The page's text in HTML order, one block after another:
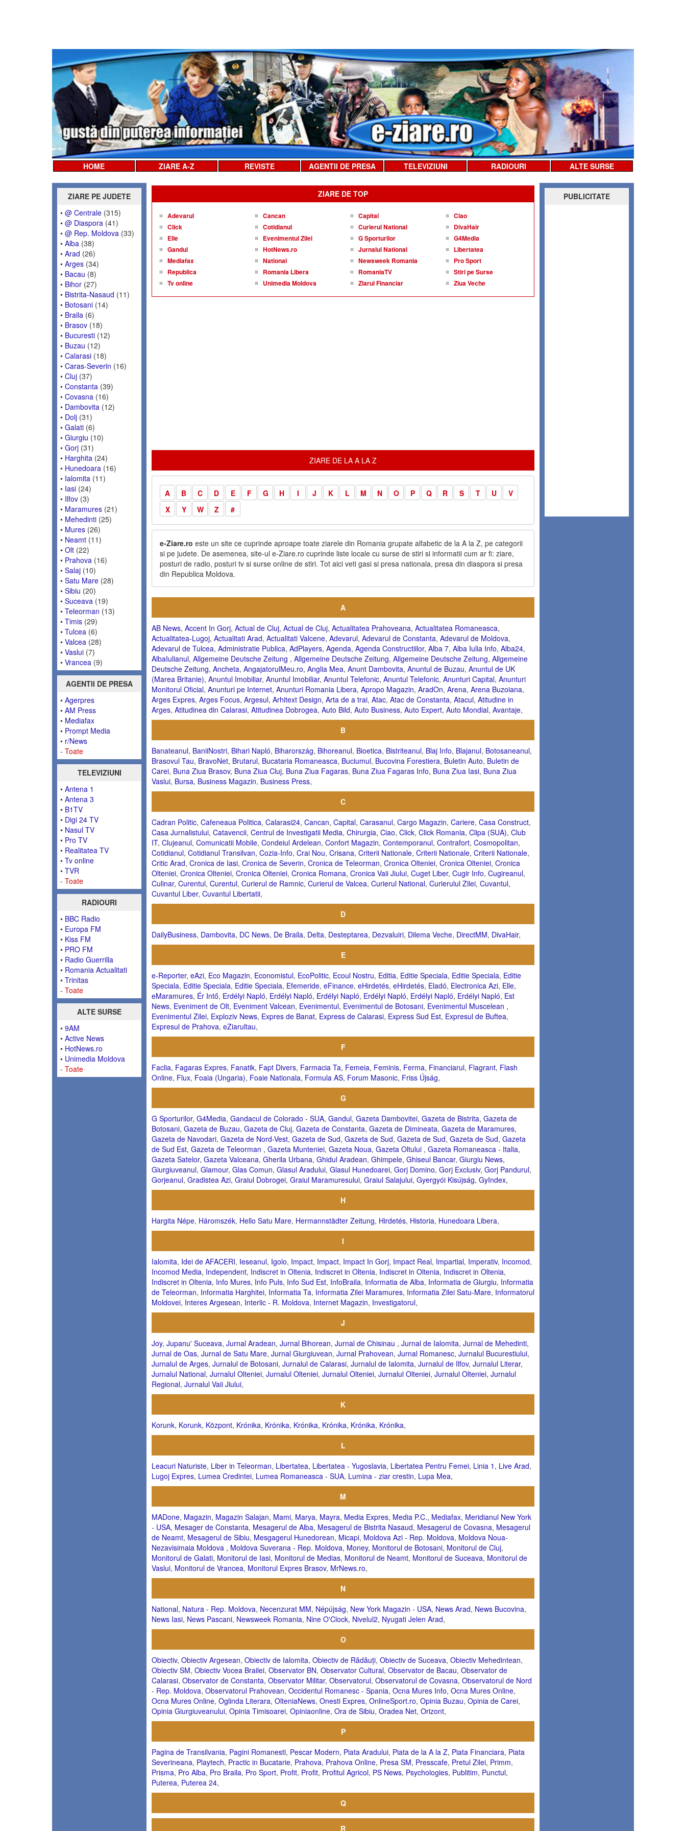
HOME ZIARE A-Z REVISTE AGENTII DE PRESA TELEVIZIUNI RADIOURI ALTE SURSE
ZIARE PE JUDETE
• @ Centrale (315)
• @ Diaspora (41)
• @ Rep. Moldova (33)
• Alba (38)
• Arad (26)
• Arges (34)
• Bacau (8)
• Bihor (27)
• Bistrita-Nasaud (11)
• Botosani (14)
• Braila (6)
• Brasov (18)
• Bucuresti (12)
• Buzau (12)
• Calarasi (18)
• Caras-Severin (16)
• Cluj (37)
• Constanta (39)
• Covasna (16)
• Dambovita (12)
• Dolj (31)
• Galati (6)
• Giurgiu (10)
• Gorj (31)
• Harghita (24)
• Hunedoara (16)
• Ialomita (11)
• Iasi (24)
• Ilfov (3)
• Maramures (21)
• Mehedinti (25)
• Mures (26)
• Neamt (11)
• Olt (22)
• Prahova (16)
• Salaj (10)
• Satu Mare (28)
• Sibiu (20)
• Suceava (19)
• Teleorman (13)
• Timis (29)
• Tulcea (6)
• Valcea (28)
• Vaslui (7)
• Vrancea (9)
AGENTII DE PRESA
• Agerpres
• AM Press
• Mediafax
• Prompt Media
• r/News
- Toate
TELEVIZIUNI
• Antena 1
• Antena 3
• B1TV
• Digi 24 TV
• Nasul TV
• Pro TV
• Realitatea TV
• Tv online
• TVR
- Toate
RADIOURI
• BBC Radio
• Europa FM
• Kiss FM
• PRO FM
• Radio Guerrilla
• Romania Actualitati
• Trinitas
- Toate
ALTE SURSE
• 9AM
• Active News
• HotNews.ro
• Unimedia Moldova
- Toate
ZIARE DE TOP
Adevarul Cancan Capital
Ciao
Click
Cotidianul Curierul National
DivaHair
Elle
Evenimentul Zilei G Sporturilor
G4Media
Gandul
HotNews.ro Jurnalul National
Libertatea
Mediafax
National Newsweek Romania
Pro Sport
Republica
Romania Libera RomaniaTV
Stiri pe Surse
Tv online
Unimedia Moldova Ziarul Financiar Ziua Veche
ZIARE DE LA A LA Z
A B C D E F G H I J K L M N O P Q R S T U
V
X
Y W Z #
e-Ziare.ro este un site ce cuprinde aproape toate ziarele din Romania grupate alfabetic de la A la Z, pe categorii
si pe judete. De asemenea, site-ul e-Ziare.ro cuprinde liste locale cu surse de stiri si informatii cum ar fi: ziare,
posturi de radio, posturi tv si surse online de stiri. Tot aici veti gasi si presa nationala, presa din diaspora si presa
din Republica Moldova.
A
AB News, Accent In Gorj, Actual de Cluj, Actual de Cluj, Actualitatea Prahoveana, Actualitatea Romaneasca,
Actualitatea-Lugoj, Actualitati Arad, Actualitati Valcene, Adevarul, Adevarul de Constanta, Adevarul de Moldova,
Adevarul de Tulcea, Administratie Publica, AdPlayers, Agenda, Agenda Constructiilor, Alba 7, Alba Iulia Info, Alba24,
AlbaIulianul, Allgemeine Deutsche Zeitung , Allgemeine Deutsche Zeitung, Allgemeine Deutsche Zeitung, Allgemeine
Deutsche Zeitung, Ancheta, AngajatorulMeu.ro, Anglia Mea, Anunt Dambovita, Anuntul de Buzau, Anuntul de UK
(Marea Britanie), Anuntul Imobiliar, Anuntul Imobiliar, Anuntul Telefonic, Anuntul Telefonic, Anunturi Capital, Anunturi
Monitorul Oficial, Anunturi pe Internet, Anunturi Romania Libera, Apropo Magazin, AradOn, Arena, Arena Buzoiana,
Arges Expres, Arges Focus, Argesul, Arhitext Design, Arta de a trai, Atac, Atac de Constanta, Atacul, Atitudine in
Arges, Atitudinea din Calarasi, Atitudinea Dobrogea, Auto Bild, Auto Business, Auto Expert, Auto Mondial, Avantaje,
B
Banateanul, BaniiNostri, Bihari Napló, Biharország, Bihoreanul, Bioetica, Bistriteanul, Blaj Info, Blajanul, Botosaneanul,
Brasovul Tau, BravoNet, Brutarul, Bucataria Romaneasca, Buciumul, Bucovina Forestiera, Buletin Auto, Buletin de
Carei, Buna Ziua Brasov, Buna Ziua Cluj, Buna Ziua Fagaras, Buna Ziua Fagaras Info, Buna Ziua Iasi, Buna Ziua
Vaslui, Bursa, Business Magazin, Business Press,
C
Cadran Politic, Cafeneaua Politica, Calarasi24, Cancan, Capital, Carasanul, Cargo Magazin, Cariere, Casa Construct,
Casa Jurnalistului, Catavencii, Centrul de Investigatii Media, Chirurgia, Ciao, Click, Click Romania, Clipa (SUA), Club
IT, Clujeanul, Comunicatii Mobile, Condeiul Ardelean, Confort Magazin, Contemporanul, Contrafort, Cosmopolitan,
Cotidianul, Cotidianul Transilvan, Cozia-Info, Crai Nou, Crisana, Criterii Nationale, Criterii Nationale, Criterii Nationale,
Critic Arad, Cronica de Iasi, Cronica de Severin, Cronica de Teleorman, Cronica Olteniei, Cronica Olteniei, Cronica
Olteniei, Cronica Olteniei, Cronica Olteniei, Cronica Romana, Cronica Vaii Jiului, Cuget Liber, Cugir Info, Cugireanul,
Culinar, Curentul, Curentul, Curierul de Ramnic, Curierul de Valcea, Curierul National, Curierulul Zilei, Cuvantul,
Cuvantul Liber, Cuvantul Libertatii,
D
DailyBusiness, Dambovita, DC News, De Braila, Delta, Desteptarea, Dezvaluiri, Dilema Veche, DirectMM, DivaHair,
E
e-Reporter, eAzi, Eco Magazin, Economistul, EcoPolitic, Ecoul Nostru, Editia, Editie Speciala, Editie Speciala, Editie
Speciala, Editie Speciala, Editie Speciala, Efemeride, eFinance, eHirdetés, eHirdetés, Eladó, Electronica Azi, Elle,
eMaramures, Ér Intő, Erdélyi Napló, Erdélyi Napló, Erdélyi Napló, Erdélyi Napló, Erdélyi Napló, Erdélyi Napló, Est
News, Eveniment de Olt, Eveniment Valcean, Evenimentul, Evenimentul de Botosani, Evenimentul Muscelean ,
Evenimentul Zilei, Exploziv News, Expres de Banat, Express de Calarasi, Express Sud Est, Expresul de Buftea,
Expresul de Prahova, eZiarultau,
F
Faclia, Fagaras Expres, Fanatik, Fapt Divers, Farmacia Ta, Femeia, Feminis, Ferma, Financiarul, Flagrant, Flash
Online, Flux, Foaia (Ungaria), Foaie Nationala, Formula AS, Forum Masonic, Friss Újság,
G
G Sporturilor, G4Media, Gandacul de Colorado - SUA, Gandul, Gazeta Dambovitei, Gazeta de Bistrita, Gazeta de
Botosani, Gazeta de Buzau, Gazeta de Cluj, Gazeta de Constanta, Gazeta de Dimineata, Gazeta de Maramures,
Gazeta de Navodari, Gazeta de Nord-Vest, Gazeta de Sud, Gazeta de Sud, Gazeta de Sud, Gazeta de Sud, Gazeta
de Sud Est, Gazeta de Teleorman , Gazeta Munteniei, Gazeta Noua, Gazeta Oltului , Gazeta Romaneasca - Italia,
Gazeta Satelor, Gazeta Valceana, Gherila Urbana, Ghidul Aradean, Ghimpele, Ghiseul Bancar, Giurgiu News,
Giurgiuveanul, Glamour, Glas Comun, Glasul Aradului, Glasul Hunedoarei, Gorj Domino, Gorj Exclusiv, Gorj Pandurul,
Gorjeanul, Gradistea Azi, Graiul Dobrogei, Graiul Maramuresului, Graiul Salajului, Gyergyói Kisújság, GyIndex,
H
Hargita Népe, Háromszék, Hello Satu Mare, Hermannstädter Zeitung, Hirdetés, Historia, Hunedoara Libera,
I
Ialomita, Idei de AFACERI, Ieseanul, Igolo, Impact, Impact, Impact In Gorj, Impact Real, Impartial, Imperativ, Incomod,
Incomod Media, Independent, Indiscret in Oltenia, Indiscret in Oltenia, Indiscret in Oltenia, Indiscret in Oltenia,
Indiscret in Oltenia, Info Mures, Info Puls, Info Sud Est, InfoBraila, Informatia de Alba, Informatia de Giurgiu, Informatia
de Teleorman, Informatia Harghitei, Informatia Ta, Informatia Zilei Maramures, Informatia Zilei Satu-Mare, Informatorul
Moldovei, Interes Argesean, Interlic - R. Moldova, Internet Magazin, Investigatorul,
J
Joy, Jupanu' Suceava, Jurnal Aradean, Jurnal Bihorean, Jurnal de Chisinau , Jurnal de Ialomita, Jurnal de Mehedinti,
Jurnal de Oas, Jurnal de Satu Mare, Jurnal Giurgiuvean, Jurnal Prahovean, Jurnal Romanesc, Jurnalul Bucurestiului,
Jurnalul de Arges, Jurnalul de Botosani, Jurnalul de Calarasi, Jurnalul de Ialomita, Jurnalul de Ilfov, Jurnalul Literar,
Jurnalul National, Jurnalul Olteniei, Jurnalul Olteniei, Jurnalul Olteniei, Jurnalul Olteniei, Jurnalul Olteniei, Jurnalul
Regional, Jurnalul Vaii Jiului,
K
Korunk, Korunk, Központ, Krónika, Krónika, Krónika, Krónika, Krónika, Krónika,
L
Leacuri Naturiste, Liber in Teleorman, Libertatea, Libertatea - Yugoslavia, Libertatea Pentru Femei, Linia 1 , Live Arad,
Lugoj Expres, Lumea Credintei, Lumea Romaneasca - SUA, Lumina - ziar crestin, Lupa Mea,
M
MADone, Magazin, Magazin Salajan, Mami, Marya, Mayra, Media Expres, Media P.C., Mediafax, Meridianul New York
- USA, Mesager de Constanta, Mesagerul de Alba, Mesagerul de Bistrita Nasaud, Mesagerul de Covasna, Mesagerul
de Neamt, Mesagerul de Sibiu, Mesgagerul Hunedorean, Micapi, Moldova Azi - Rep. Moldova, Moldova Noua-
Nezavisimaia Moldova , Moldova Suverana - Rep. Moldova, Money, Monitorul de Botosani, Monitorul de Cluj,
Monitorul de Galati, Monitorul de Iasi, Monitorul de Medias, Monitorul de Neamt, Monitorul de Suceava, Monitorul de
Vaslui, Monitorul de Vrancea, Monitorul Expres Brasov, MrNews.ro,
N
National, Natura - Rep. Moldova, Necenzurat MM, Népújság, New York Magazin - USA, News Arad, News Bucovina,
News Iasi, News Pascani, Newsweek Romania, Nine O'Clock, Nivelul2, Nyugati Jelen Arad,
O
Obiectiv, Obiectiv Argesean, Obiectiv de Ialomita, Obiectiv de Rădăuți, Obiectiv de Suceava, Obiectiv Mehedintean,
Obiectiv SM, Obiectiv Vocea Brailei, Observator BN, Observator Cultural, Observator de Bacau, Observator de
Calarasi, Observator de Constanta, Observator Militar, Observatorul, Observatorul de Covasna, Observatorul de Nord
- Rep. Moldova, Observatorul Prahovean, Occidentul Romanesc - Spania, Ocna Mures Info, Ocna Mures Online,
Ocna Mures Online, Oglinda Literara, OlteniaNews, Onesti Expres, OnlineSport.ro, Opinia Buzau, Opinia de Carei,
Opinia Giurgiuveanului, Opinia Timisoarei, Opiniaonline, Ora de Sibiu, Oradea Net, Orizont,
P
Pagina de Transilvania, Pagini Romanesti, Pescar Modern, Piata Aradului, Piata de la A la Z, Piata Financiara, Piata
Severineana, Playtech, Practic in Bucatarie, Prahova, Prahova Online, Presa SM, Presscafe, Pretul Zilei, Primm,
Prisma, Pro Alba, Pro Braila, Pro Sport, Profit, Profit, Profitul Agricol, PS News, Psychologies, Publitim, Punctul,
Puterea, Puterea 24,
Q
R
PUBLICITATE